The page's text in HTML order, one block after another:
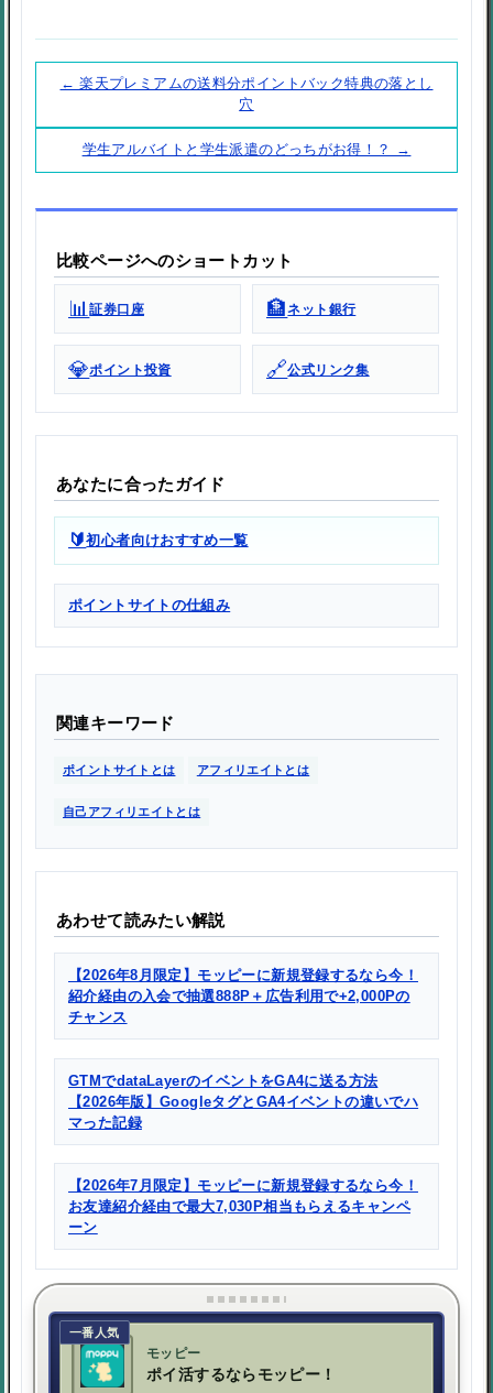
← 楽天プレミアムの送料分ポイントバック特典の落とし
穴
学生アルバイトと学生派遣のどっちがお得！？ →
比較ページへのショートカット
📊証券口座 🏦ネット銀行
💎ポイント投資 🔗公式リンク集
あなたに合ったガイド
🔰初心者向けおすすめ一覧
ポイントサイトの仕組み
関連キーワード
ポイントサイトとは アフィリエイトとは
自己アフィリエイトとは
あわせて読みたい解説
【2026年8月限定】モッピーに新規登録するなら今！
紹介経由の入会で抽選888P＋広告利用で+2,000Pの
チャンス
GTMでdataLayerのイベントをGA4に送る方法
【2026年版】GoogleタグとGA4イベントの違いでハ
マった記録
【2026年7月限定】モッピーに新規登録するなら今！
お友達紹介経由で最大7,030P相当もらえるキャンペ
ーン
一番人気
モッピー
ポイ活するならモッピー！